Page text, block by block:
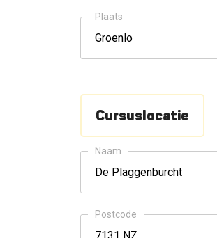
Plaats
Cursuslocatie
Naam
Postcode